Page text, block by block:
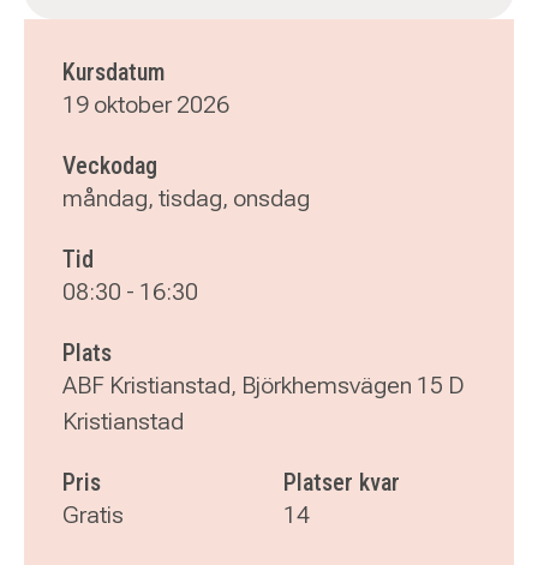
Kursdatum
19 oktober 2026
Veckodag
måndag, tisdag, onsdag
Tid
08:30 - 16:30
Plats
ABF Kristianstad, Björkhemsvägen 15 D
Kristianstad
Pris
Gratis
Platser kvar
14